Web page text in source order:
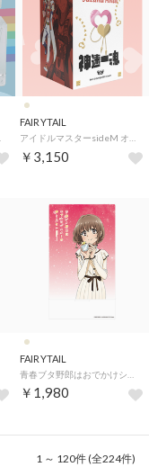
FAIRYTAIL
￥3,150
FAIRYTAIL
￥1,980
1 ～ 120件 (全224件)